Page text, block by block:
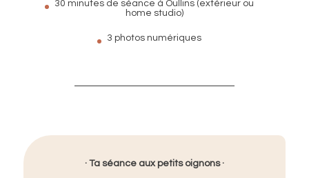
30 minutes de séance à Oullins (extérieur ou
home studio)
3 photos numériques
· Ta séance aux petits oignons ·​​